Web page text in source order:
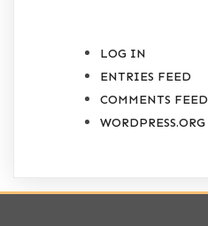
LOG IN
ENTRIES FEED
COMMENTS FEED
WORDPRESS.ORG